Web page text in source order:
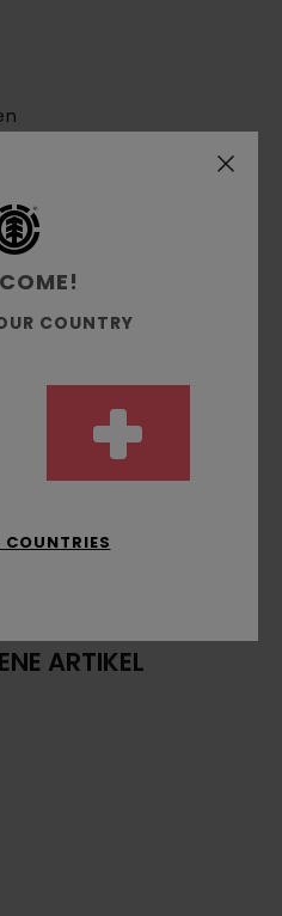
und Lack
Produktion
der Produktion
100 % Holz
ARTIKEL
COUNTRY